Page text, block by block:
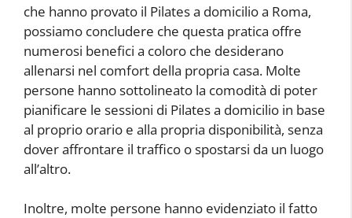
che hanno provato il Pilates a domicilio a Roma,
possiamo concludere che questa pratica offre
numerosi benefici a coloro che desiderano
allenarsi nel comfort della propria casa. Molte
persone hanno sottolineato la comodità di poter
pianificare le sessioni di Pilates a domicilio in base
al proprio orario e alla propria disponibilità, senza
dover affrontare il traffico o spostarsi da un luogo
all’altro.
Inoltre, molte persone hanno evidenziato il fatto